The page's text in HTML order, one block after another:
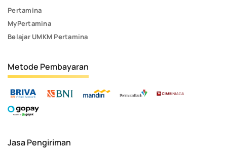
Pertamina
MyPertamina
Belajar UMKM Pertamina
Metode Pembayaran
Jasa Pengiriman